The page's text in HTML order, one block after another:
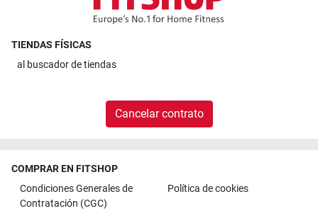
TIENDAS FÍSICAS
al buscador de tiendas
Cancelar contrato
COMPRAR EN FITSHOP
Condiciones Generales de
Contratación (CGC)
Política de cookies